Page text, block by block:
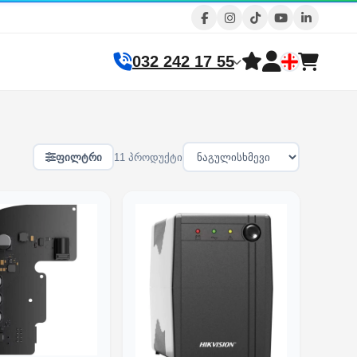
032 242 17 55
ფილტრი 11 პროდუქტი